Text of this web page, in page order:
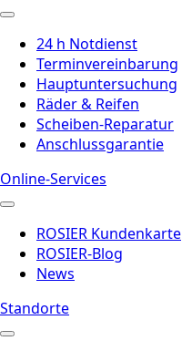
24 h Notdienst
Terminvereinbarung
Hauptuntersuchung
Räder & Reifen
Scheiben-Reparatur
Anschlussgarantie
Online-Services
ROSIER Kundenkarte
ROSIER-Blog
News
Standorte